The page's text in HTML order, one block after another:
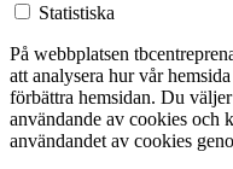
Statistiska
På webbplatsen
att analysera hur vår
förbättra hemsidan. Du
användande av cookies och
användandet av cookies